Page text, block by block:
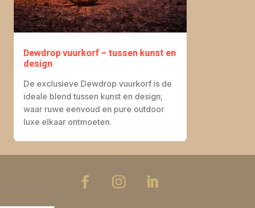
Dewdrop vuurkorf – tussen kunst en
design
De exclusieve Dewdrop vuurkorf is de
ideale blend tussen kunst en design;
waar ruwe eenvoud en pure outdoor
luxe elkaar ontmoeten.